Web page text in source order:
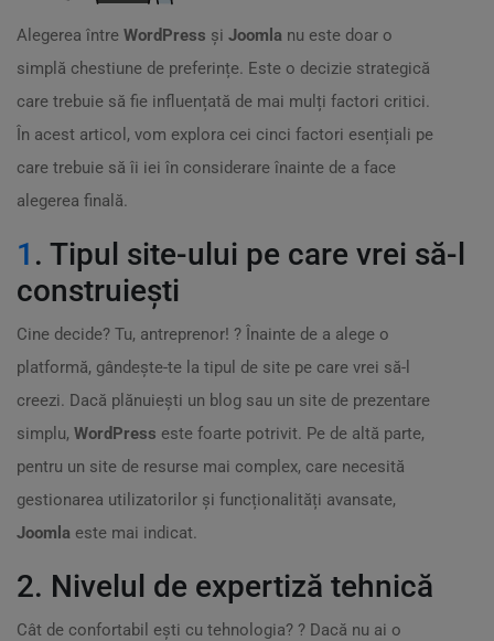
Alegerea între WordPress și Joomla nu este doar o
simplă chestiune de preferințe. Este o decizie strategică
care trebuie să fie influențată de mai mulți factori critici.
În acest articol, vom explora cei cinci factori esențiali pe
care trebuie să îi iei în considerare înainte de a face
alegerea finală.
1 . Tipul site-ului pe care vrei să-l
construiești
Cine decide? Tu, antreprenor! ? Înainte de a alege o
platformă, gândește-te la tipul de site pe care vrei să-l
creezi. Dacă plănuiești un blog sau un site de prezentare
simplu, WordPress este foarte potrivit. Pe de altă parte,
pentru un site de resurse mai complex, care necesită
gestionarea utilizatorilor și funcționalități avansate,
Joomla este mai indicat.
2. Nivelul de expertiză tehnică
Cât de confortabil ești cu tehnologia? ? Dacă nu ai o